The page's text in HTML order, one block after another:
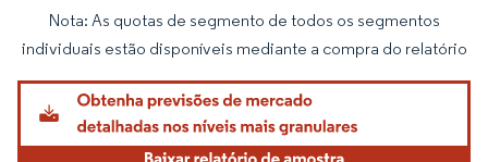
Imagem © Mordor Intelligence. O reuso requer atribuição conforme CC BY 4.0.
Nota: As quotas de segmento de todos os segmentos
individuais estão disponíveis mediante a compra do relatório